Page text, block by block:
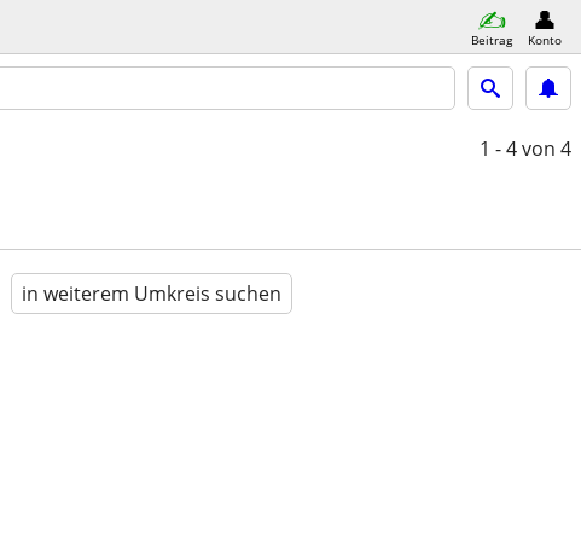
Beitrag Konto
1 - 4von 4
in weiterem Umkreis suchen